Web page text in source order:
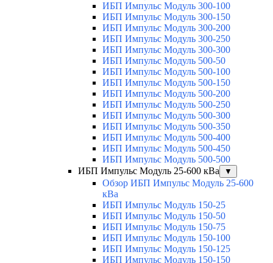
ИБП Импульс Модуль 300-100
ИБП Импульс Модуль 300-150
ИБП Импульс Модуль 300-200
ИБП Импульс Модуль 300-250
ИБП Импульс Модуль 300-300
ИБП Импульс Модуль 500-50
ИБП Импульс Модуль 500-100
ИБП Импульс Модуль 500-150
ИБП Импульс Модуль 500-200
ИБП Импульс Модуль 500-250
ИБП Импульс Модуль 500-300
ИБП Импульс Модуль 500-350
ИБП Импульс Модуль 500-400
ИБП Импульс Модуль 500-450
ИБП Импульс Модуль 500-500
ИБП Импульс Модуль 25-600 кВа
▼
Обзор ИБП Импульс Модуль 25-600
кВа
ИБП Импульс Модуль 150-25
ИБП Импульс Модуль 150-50
ИБП Импульс Модуль 150-75
ИБП Импульс Модуль 150-100
ИБП Импульс Модуль 150-125
ИБП Импульс Модуль 150-150